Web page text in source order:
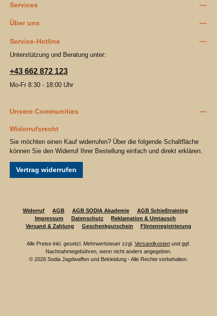
Services
Über uns
Service-Hotline
Unterstützung und Beratung unter:
+43 662 872 123
Mo-Fr 8:30 - 18:00 Uhr
Unsere Communities
Widerrufsrecht
Sie möchten einen Kauf widerrufen? Über die folgende Schaltfläche
können Sie den Widerruf Ihrer Bestellung einfach und direkt erklären.
Vertrag widerrufen
Widerruf AGB AGB SODIA Akademie
AGB Schießtraining
Impressum
Datenschutz
Reklamation & Umtausch
Versand & Zahlung
Geschenkgutschein Flintenregistrierung
Alle Preise inkl. gesetzl. Mehrwertsteuer zzgl. Versandkosten und ggf.
Nachnahmegebühren, wenn nicht anders angegeben.
© 2026 Sodia Jagdwaffen und Bekleidung - Alle Rechte vorbehalten.